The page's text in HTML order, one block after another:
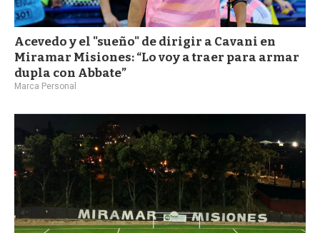
Acevedo y el "sueño" de dirigir a Cavani en
Miramar Misiones: “Lo voy a traer para armar
dupla con Abbate”
Marca Personal